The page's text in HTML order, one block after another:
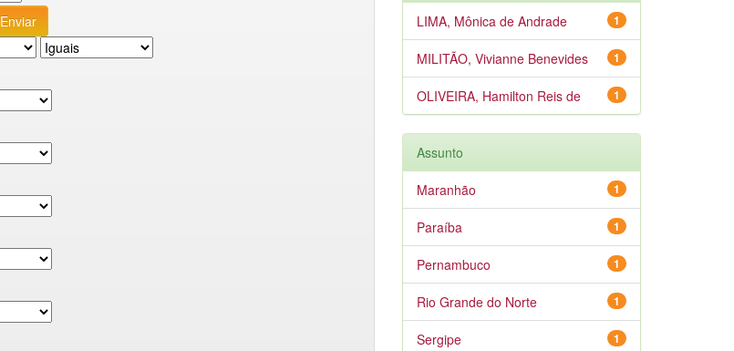
1
LIMA, Mônica de Andrade
1
MILITÃO, Vivianne Benevides
1
OLIVEIRA, Hamilton Reis de
Assunto
1
Maranhão
1
Paraíba
1
Pernambuco
1
Rio Grande do Norte
1
Sergipe